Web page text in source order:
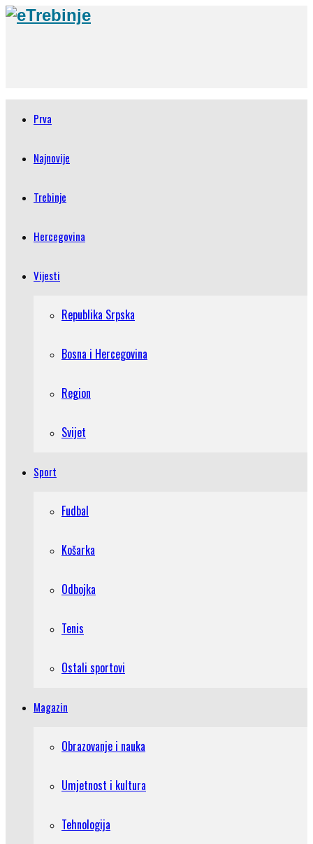
Prva
Najnovije
Trebinje
Hercegovina
Vijesti
Republika Srpska
Bosna i Hercegovina
Region
Svijet
Sport
Fudbal
Košarka
Odbojka
Tenis
Ostali sportovi
Magazin
Obrazovanje i nauka
Umjetnost i kultura
Tehnologija